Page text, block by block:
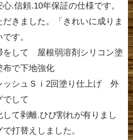
.信頼.10年保証の仕様です。
きました。「きれいに成りま
す。
をして 屋根弱溶剤シリコン塗
で下地強化
ッシュＳｉ2回塗り仕上げ 外
でして
て剥離.ひび割れが有りまし
打替えしました。